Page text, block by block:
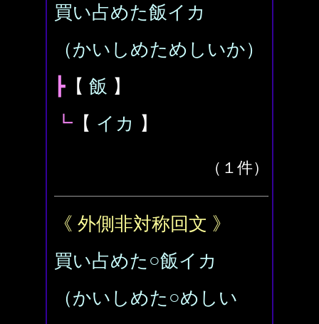
買い占めた飯イカ
（かいしめためしいか）
┣ 【 飯 】
┗ 【 イカ 】
（１件）
《 外側非対称回文 》
買い占めた○飯イカ
（かいしめた○めしい